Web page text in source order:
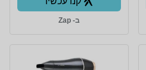
ב- Zap